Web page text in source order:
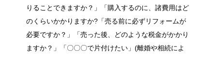
りることできますか？」「購入するのに、諸費用はど
のくらいかかりますか?「売る前に必ずリフォームが
必要ですか？」「売った後、どのような税金がかかり
ますか？」「〇〇〇で片付けたい」(離婚や相続によ